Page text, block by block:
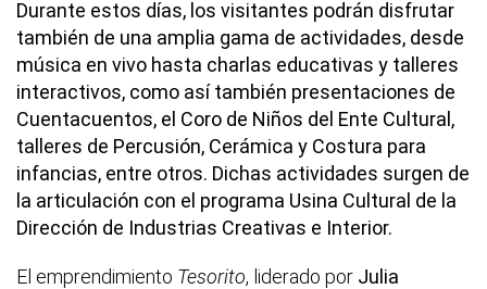
Durante estos días, los visitantes podrán disfrutar
también de una amplia gama de actividades, desde
música en vivo hasta charlas educativas y talleres
interactivos, como así también presentaciones de
Cuentacuentos, el Coro de Niños del Ente Cultural,
talleres de Percusión, Cerámica y Costura para
infancias, entre otros. Dichas actividades surgen de
la articulación con el programa Usina Cultural de la
Dirección de Industrias Creativas e Interior.
El emprendimiento Tesorito, liderado por Julia